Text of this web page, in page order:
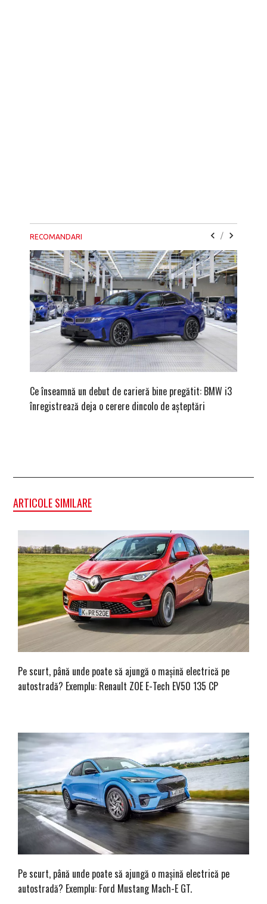
RECOMANDARI /
Ce înseamnă un debut de carieră bine pregătit: BMW i3
înregistrează deja o cerere dincolo de așteptări
ARTICOLE SIMILARE
Pe scurt, până unde poate să ajungă o mașină electrică pe
autostradă? Exemplu: Renault ZOE E-Tech EV50 135 CP
Pe scurt, până unde poate să ajungă o mașină electrică pe
autostradă? Exemplu: Ford Mustang Mach-E GT.